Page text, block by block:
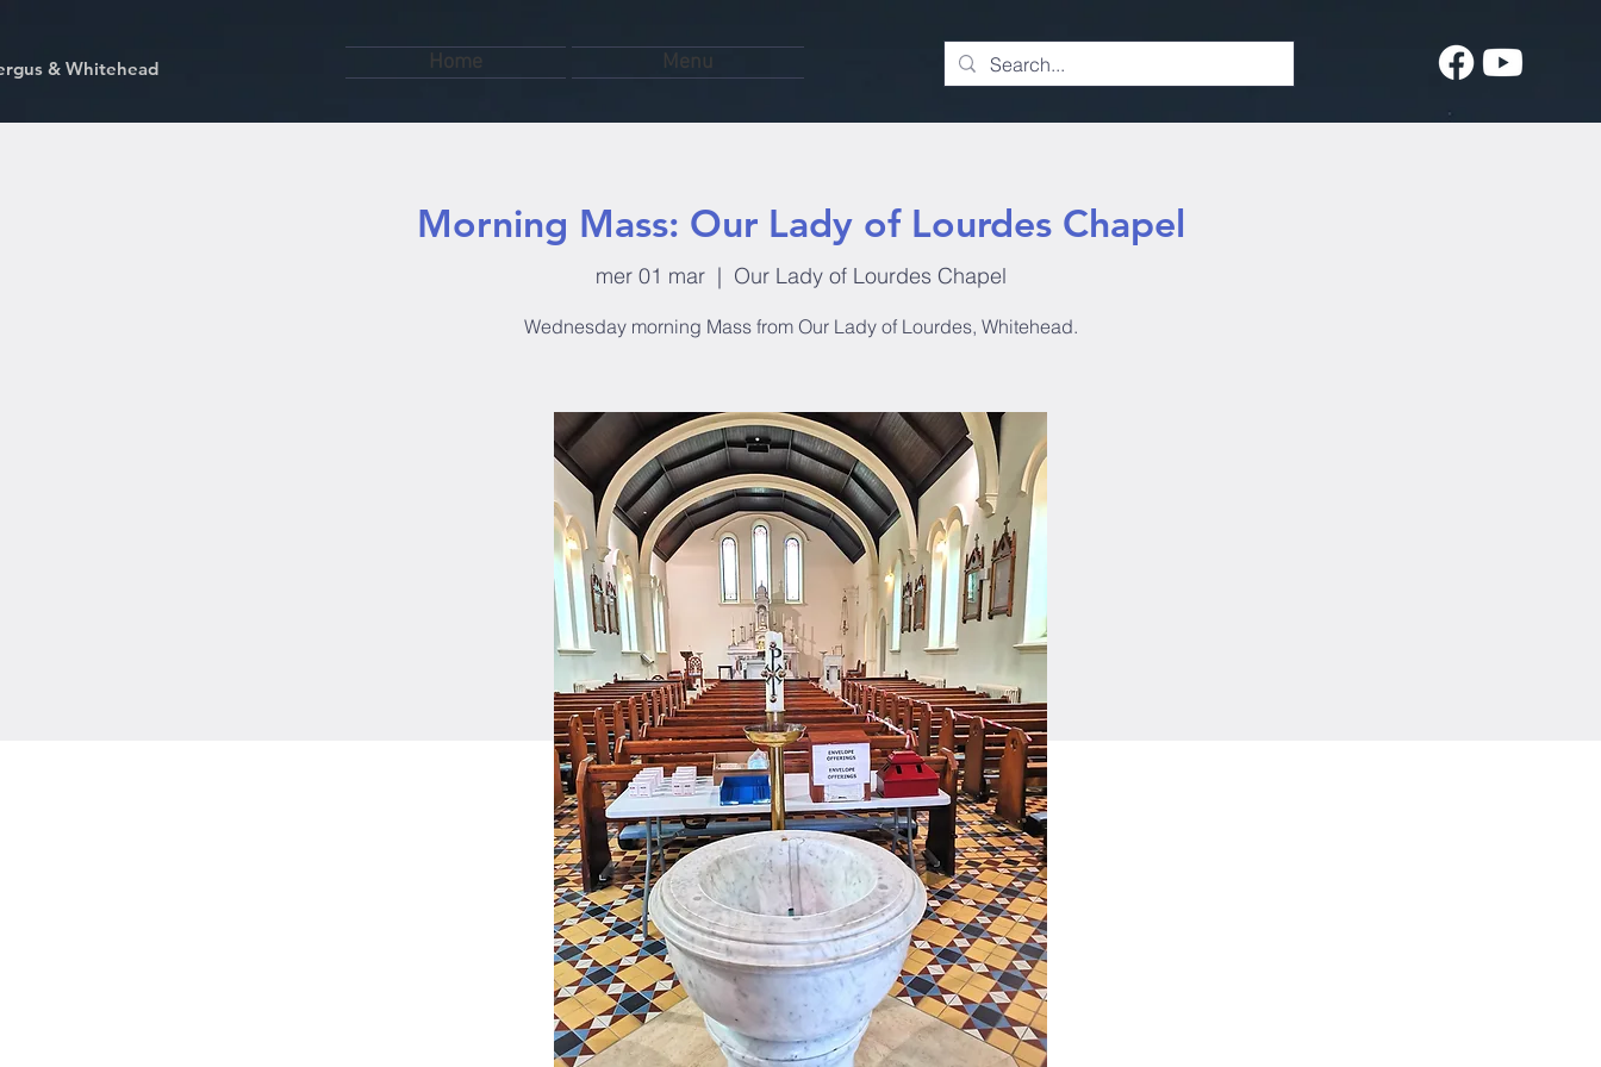
& Whitehead Home Menu
Morning Mass: Our Lady of Lourdes Chapel
mer 01 mar
  |
Our Lady of Lourdes Chapel
Wednesday morning Mass from Our Lady of Lourdes, Whitehead.